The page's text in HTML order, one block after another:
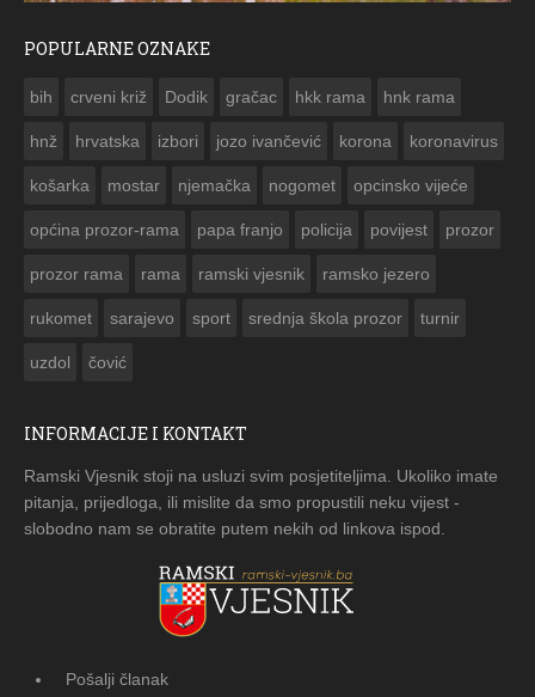
POPULARNE OZNAKE
bih crveni križ Dodik gračac hkk rama hnk rama
hnž hrvatska izbori jozo ivančević korona koronavirus
košarka mostar njemačka nogomet opcinsko vijeće
općina prozor-rama papa franjo policija povijest prozor
prozor rama rama ramski vjesnik ramsko jezero
rukomet sarajevo sport srednja škola prozor turnir
uzdol čović
INFORMACIJE I KONTAKT
Ramski Vjesnik stoji na usluzi svim posjetiteljima. Ukoliko imate
pitanja, prijedloga, ili mislite da smo propustili neku vijest -
slobodno nam se obratite putem nekih od linkova ispod.
Pošalji članak